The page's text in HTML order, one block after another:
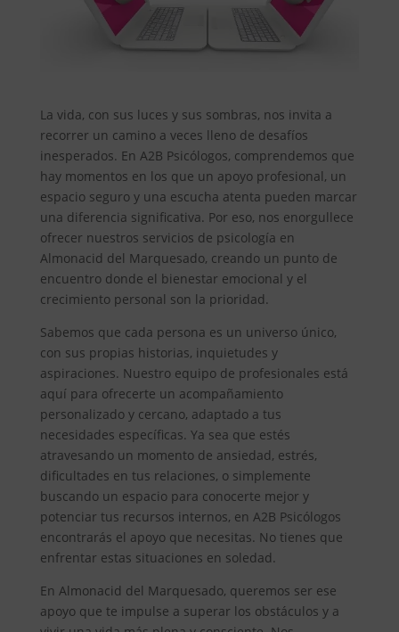
La vida, con sus luces y sus sombras, nos invita a
recorrer un camino a veces lleno de desafíos
inesperados. En A2B Psicólogos, comprendemos que
hay momentos en los que un apoyo profesional, un
espacio seguro y una escucha atenta pueden marcar
una diferencia significativa. Por eso, nos enorgullece
ofrecer nuestros servicios de psicología en
Almonacid del Marquesado, creando un punto de
encuentro donde el bienestar emocional y el
crecimiento personal son la prioridad.
Sabemos que cada persona es un universo único,
con sus propias historias, inquietudes y
aspiraciones. Nuestro equipo de profesionales está
aquí para ofrecerte un acompañamiento
personalizado y cercano, adaptado a tus
necesidades específicas. Ya sea que estés
atravesando un momento de ansiedad, estrés,
dificultades en tus relaciones, o simplemente
buscando un espacio para conocerte mejor y
potenciar tus recursos internos, en A2B Psicólogos
encontrarás el apoyo que necesitas. No tienes que
enfrentar estas situaciones en soledad.
En Almonacid del Marquesado, queremos ser ese
apoyo que te impulse a superar los obstáculos y a